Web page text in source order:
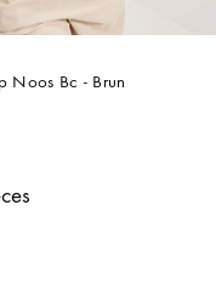
Noos Bc - Brun